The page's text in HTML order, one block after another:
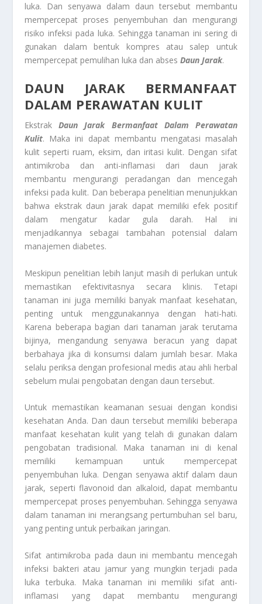
luka. Dan senyawa dalam daun tersebut membantu
mempercepat proses penyembuhan dan mengurangi
risiko infeksi pada luka. Sehingga tanaman ini sering di
gunakan dalam bentuk kompres atau salep untuk
mempercepat pemulihan luka dan absesDaun Jarak.
DAUN JARAK BERMANFAAT
DALAM PERAWATAN KULIT
EkstrakDaun Jarak Bermanfaat Dalam Perawatan
Kulit. Maka ini dapat membantu mengatasi masalah
kulit seperti ruam, eksim, dan iritasi kulit. Dengan sifat
antimikroba dan anti-inflamasi dari daun jarak
membantu mengurangi peradangan dan mencegah
infeksi pada kulit. Dan beberapa penelitian menunjukkan
bahwa ekstrak daun jarak dapat memiliki efek positif
dalam mengatur kadar gula darah. Hal ini
menjadikannya sebagai tambahan potensial dalam
manajemen diabetes.
Meskipun penelitian lebih lanjut masih di perlukan untuk
memastikan efektivitasnya secara klinis. Tetapi
tanaman ini juga memiliki banyak manfaat kesehatan,
penting untuk menggunakannya dengan hati-hati.
Karena beberapa bagian dari tanaman jarak terutama
bijinya, mengandung senyawa beracun yang dapat
berbahaya jika di konsumsi dalam jumlah besar. Maka
selalu periksa dengan profesional medis atau ahli herbal
sebelum mulai pengobatan dengan daun tersebut.
Untuk memastikan keamanan sesuai dengan kondisi
kesehatan Anda. Dan daun tersebut memiliki beberapa
manfaat kesehatan kulit yang telah di gunakan dalam
pengobatan tradisional. Maka tanaman ini di kenal
memiliki kemampuan untuk mempercepat
penyembuhan luka. Dengan senyawa aktif dalam daun
jarak, seperti flavonoid dan alkaloid, dapat membantu
mempercepat proses penyembuhan. Sehingga senyawa
dalam tanaman ini merangsang pertumbuhan sel baru,
yang penting untuk perbaikan jaringan.
Sifat antimikroba pada daun ini membantu mencegah
infeksi bakteri atau jamur yang mungkin terjadi pada
luka terbuka. Maka tanaman ini memiliki sifat anti-
inflamasi yang dapat membantu mengurangi